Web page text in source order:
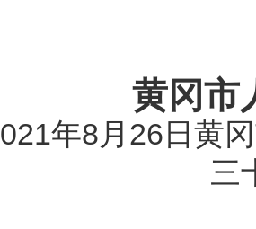
黄冈市
年8月26日黄
三